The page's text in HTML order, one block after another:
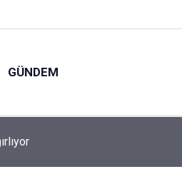
GÜNDEM
Çarpan Genç Hayatını